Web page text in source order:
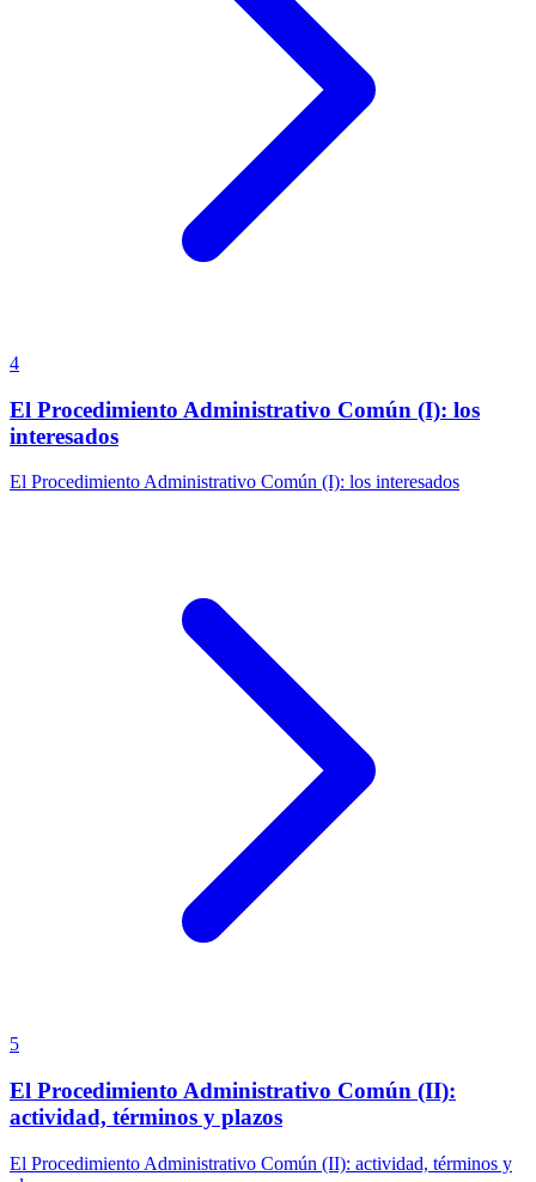
4
El Procedimiento Administrativo Común (I): los
interesados
El Procedimiento Administrativo Común (I): los interesados
5
El Procedimiento Administrativo Común (II):
actividad, términos y plazos
El Procedimiento Administrativo Común (II): actividad, términos y